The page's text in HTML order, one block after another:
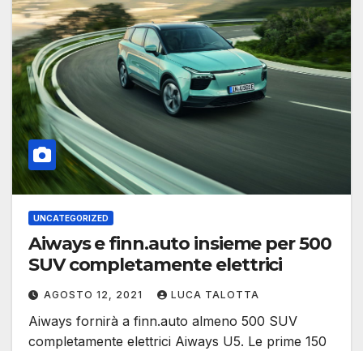
UNCATEGORIZED
Aiways e finn.auto insieme per 500
SUV completamente elettrici
AGOSTO 12, 2021 LUCA TALOTTA
Aiways fornirà a finn.auto almeno 500 SUV
completamente elettrici Aiways U5. Le prime 150